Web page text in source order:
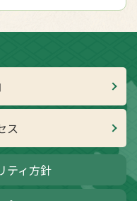
ス
ティ方針